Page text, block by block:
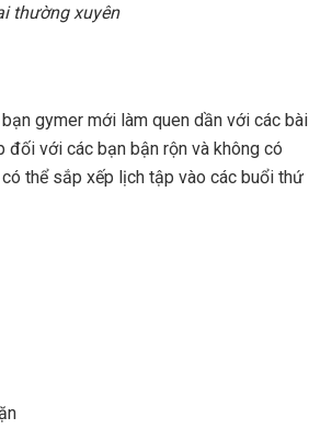
thường xuyên
gymer mới làm quen dần với các bài
với các bạn bận rộn và không có
thể sắp xếp lịch tập vào các buổi thứ